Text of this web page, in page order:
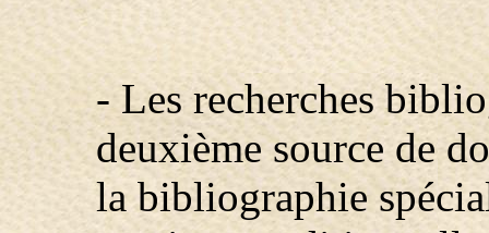
- Les recherches
deuxième source de
la bibliographie